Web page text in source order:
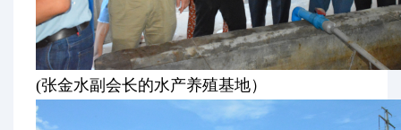
(张金水副会长的水产养殖基地）